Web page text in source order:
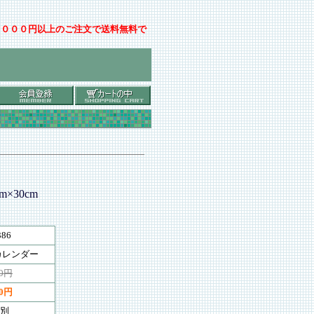
００円以上のご注文で送料無料で
レンダー
円
円